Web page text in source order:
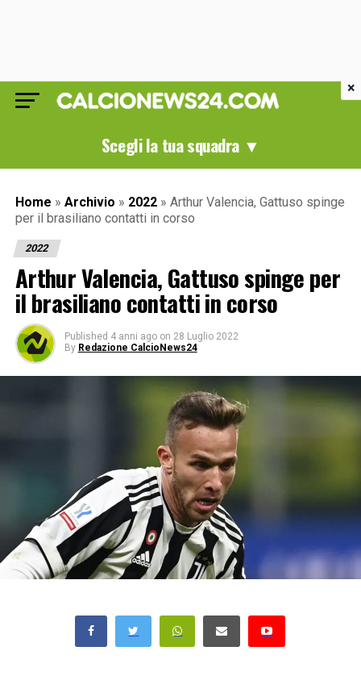
Scegli la tua squadra ▼
Home » Archivio » 2022 » Arthur Valencia, Gattuso spinge
per il brasiliano contatti in corso
2022
Arthur Valencia, Gattuso spinge per
il brasiliano contatti in corso
Published 4 anni ago on 28 Luglio 2022
By Redazione CalcioNews24
×